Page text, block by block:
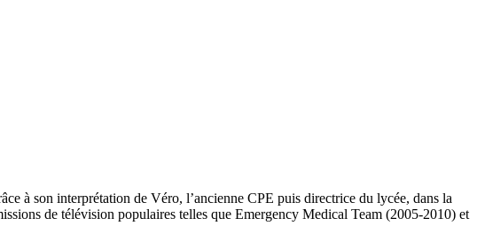
à son interprétation de Véro, l’ancienne CPE puis directrice du lycée, dans la
de télévision populaires telles que Emergency Medical Team (2005-2010) et